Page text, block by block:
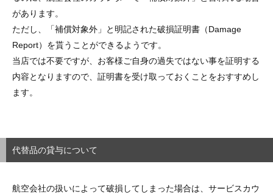
があります。
ただし、「補償対象外」と明記された破損証明書（Damage
Report）を貰うことができるようです。
当店では不要ですが、お客様ご自身の過失ではない事を証明する
内容となりますので、証明書を受け取っておくことをおすすめし
ます。
代替品の貸与について
航空会社の扱いによって破損してしまった場合は、サービスカウ